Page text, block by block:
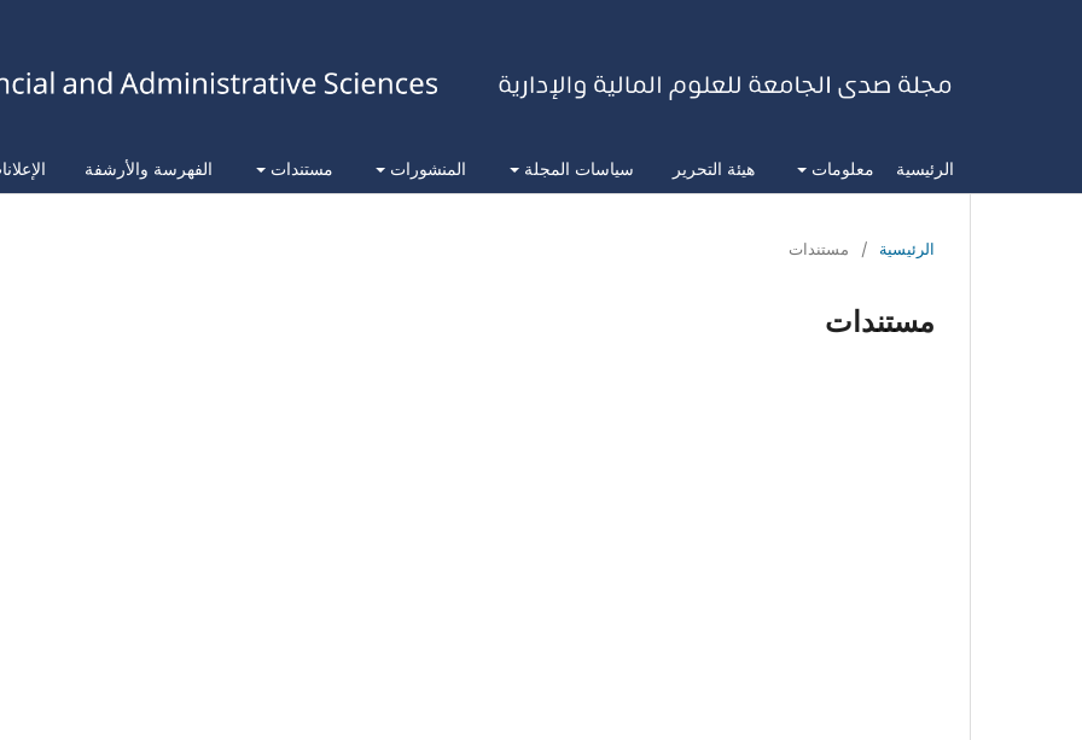
الرئيسية معلومات هيئة التحرير سياسات المجلة المنشورات مستندات الفهرسة والأرشفة
الرئيسية / مستندات
مستندات